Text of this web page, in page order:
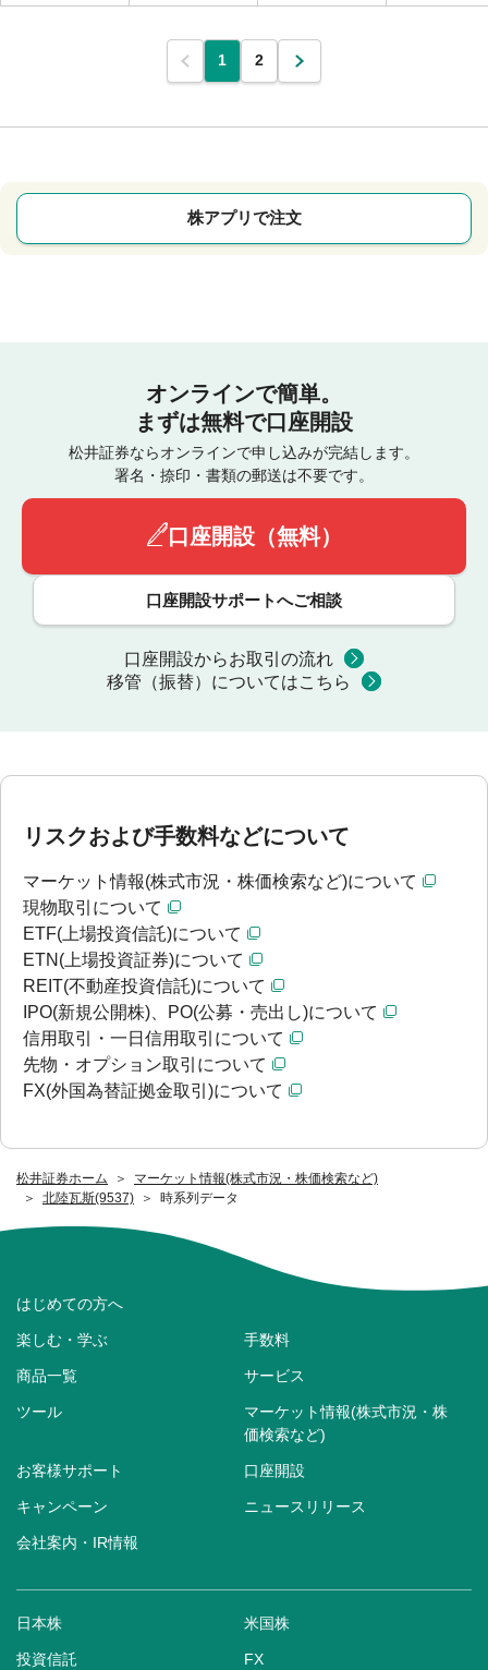
松井証券ホーム
マーケット情報(株式市況・株価検索など)
北陸瓦斯(9537)
時系列データ
1 2
株アプリで注文
オンラインで簡単。
まずは無料で口座開設
松井証券ならオンラインで申し込みが完結します。
署名・捺印・書類の郵送は不要です。
口座開設（無料）
口座開設サポートへご相談
口座開設からお取引の流れ
移管（振替）についてはこちら
リスクおよび手数料などについて
マーケット情報(株式市況・株価検索など)について
現物取引について
ETF(上場投資信託)について
ETN(上場投資証券)について
REIT(不動産投資信託)について
IPO(新規公開株)、PO(公募・売出し)について
信用取引・一日信用取引について
先物・オプション取引について
FX(外国為替証拠金取引)について
はじめての方へ
楽しむ・学ぶ 手数料
商品一覧 サービス
ツール
マーケット情報(株式市況・株
価検索など)
お客様サポート 口座開設
キャンペーン ニュースリリース
会社案内・IR情報
日本株 米国株
投資信託 FX